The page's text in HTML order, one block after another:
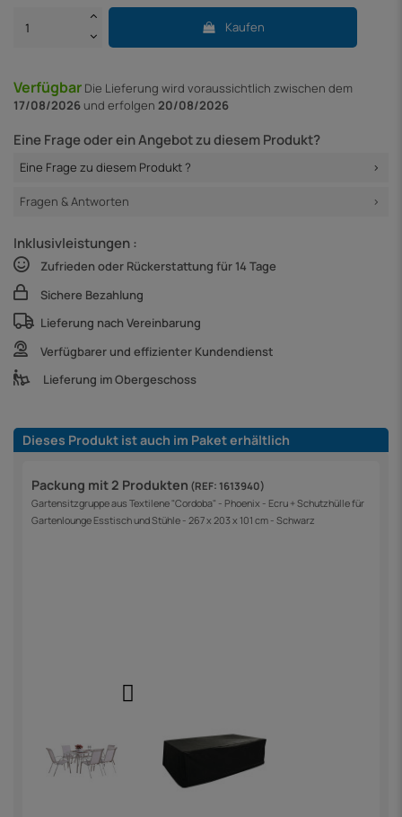
Kaufen
Verfügbar Die Lieferung wird voraussichtlich zwischen dem
17/08/2026 und erfolgen 20/08/2026
Eine Frage oder ein Angebot zu diesem Produkt?
Eine Frage zu diesem Produkt ?
Fragen & Antworten
Inklusivleistungen :
Zufrieden oder Rückerstattung für 14 Tage
Sichere Bezahlung
Lieferung nach Vereinbarung
Verfügbarer und effizienter Kundendienst
Lieferung im Obergeschoss
Dieses Produkt ist auch im Paket erhältlich
Packung mit 2 Produkten (REF: 1613940)
Gartensitzgruppe aus Textilene "Cordoba" - Phoenix - Ecru + Schutzhülle für
Gartenlounge Esstisch und Stühle - 267 x 203 x 101 cm - Schwarz